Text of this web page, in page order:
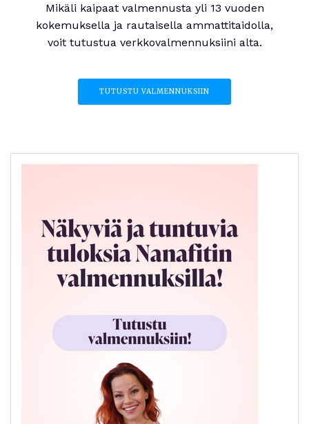
Mikäli kaipaat valmennusta yli 13 vuoden
kokemuksella ja rautaisella ammattitaidolla,
voit tutustua verkkovalmennuksiini alta.
TUTUSTU VALMENNUKSIIN